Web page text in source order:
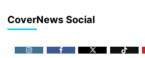
CoverNews Social